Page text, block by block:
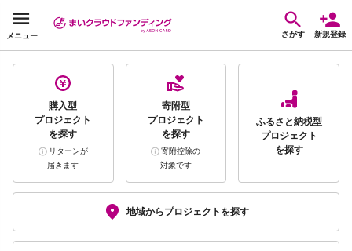
メニュー さがす 新規登録
購入型
プロジェクト
を探す
リターンが
届きます
寄附型
プロジェクト
を探す
寄附控除の
対象です
ふるさと納税型
プロジェクト
を探す
地域からプロジェクトを探す